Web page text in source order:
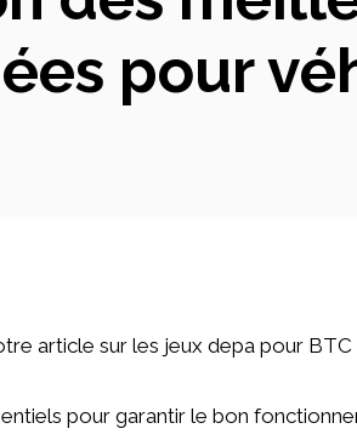
pour
article sur les jeux depa pour
pour garantir le bon